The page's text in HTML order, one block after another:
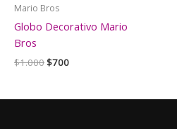
Mario Bros
Globo Decorativo Mario
Bros
$1.000El
era:
$700El
es: